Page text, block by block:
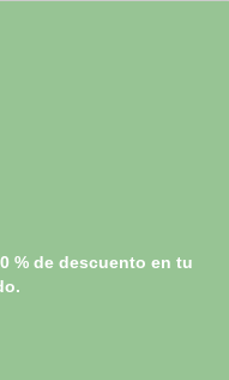
% de descuento en tu